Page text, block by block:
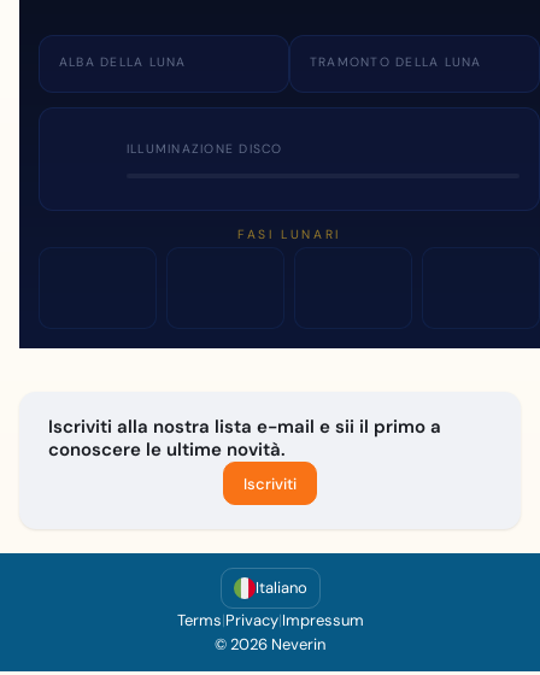
ALBA DELLA LUNA TRAMONTO DELLA LUNA
ILLUMINAZIONE DISCO
FASI LUNARI
Iscriviti alla nostra lista e-mail e sii il primo a
conoscere le ultime novità.
Iscriviti
Italiano
Terms|Privacy|Impressum
© 2026 Neverin